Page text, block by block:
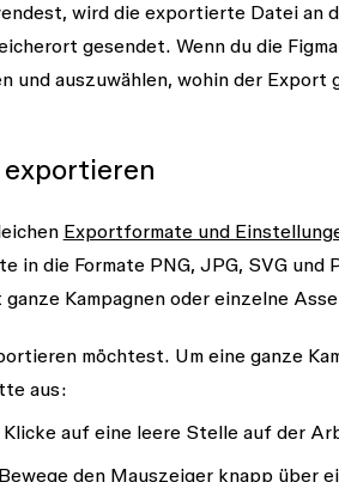
wird die exportierte Datei an
gesendet. Wenn du die
und auszuwählen, wohin der Export
Exportformate und
in die Formate PNG, JPG, SVG
Kampagnen oder einzelne
möchtest. Um eine ganze
aus:
Klicke auf eine leere Stelle auf der
Bewege den Mauszeiger knapp über